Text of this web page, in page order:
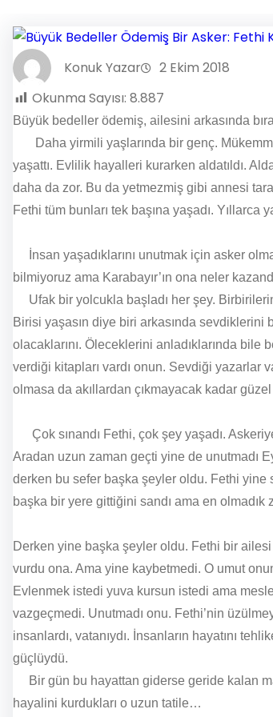
Konuk Yazar
2 Ekim 2018
Okunma Sayısı: 8.887
Büyük bedeller ödemiş, ailesini arkasında
Daha yirmili yaşlarında bir genç.
yaşattı. Evlilik hayalleri kurarken aldatıldı.
daha da zor. Bu da yetmezmiş gibi annesi
Fethi tüm bunları tek başına yaşadı. Yıllarca
İnsan yaşadıklarını unutmak için asker
bilmiyoruz ama Karabayır’ın ona neler
Ufak bir yolcukla başladı her şey.
Birisi yaşasın diye biri arkasında sevdiklerini
olacaklarını. Öleceklerini anladıklarında bile
verdiği kitapları vardı onun. Sevdiği yazarlar
olmasa da akıllardan çıkmayacak kadar
Çok sınandı Fethi, çok şey yaşadı.
Aradan uzun zaman geçti yine de unutmadı
derken bu sefer başka şeyler oldu. Fethi yine
başka bir yere gittiğini sandı ama en
Derken yine başka şeyler oldu. Fethi bir
vurdu ona. Ama yine kaybetmedi. O umut
Evlenmek istedi yuva kursun istedi ama
vazgeçmedi. Unutmadı onu. Fethi’nin
insanlardı, vatanıydı. İnsanların hayatını
güçlüydü.
Bir gün bu hayattan giderse geride kalan
hayalini kurdukları o uzun tatile…